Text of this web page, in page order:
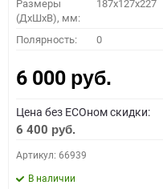
Размеры
(ДхШхВ), мм:
187x127x227
Полярность: 0
6 000 руб.
Цена без ECOном скидки:
6 400 руб.
Артикул: 66939
В наличии